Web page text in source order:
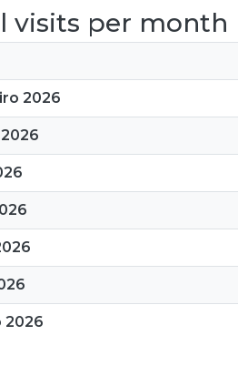
visits per month
2026
2026